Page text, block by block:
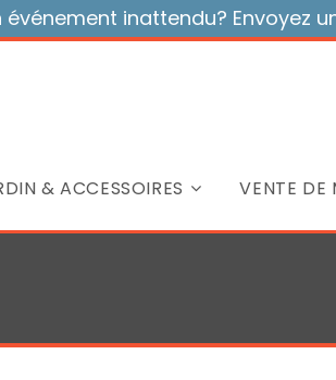
inattendu? Envoyez un
& ACCESSOIRES VENTE DE